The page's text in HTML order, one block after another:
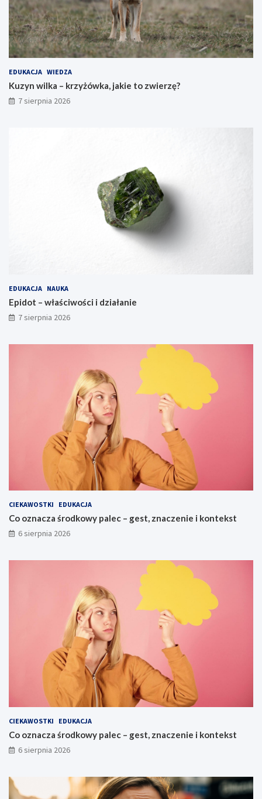
EDUKACJA WIEDZA
Kuzyn wilka – krzyżówka, jakie to zwierzę?
7 sierpnia 2026
EDUKACJA NAUKA
Epidot – właściwości i działanie
7 sierpnia 2026
CIEKAWOSTKI EDUKACJA
Co oznacza środkowy palec – gest, znaczenie i kontekst
6 sierpnia 2026
CIEKAWOSTKI EDUKACJA
Co oznacza środkowy palec – gest, znaczenie i kontekst
6 sierpnia 2026